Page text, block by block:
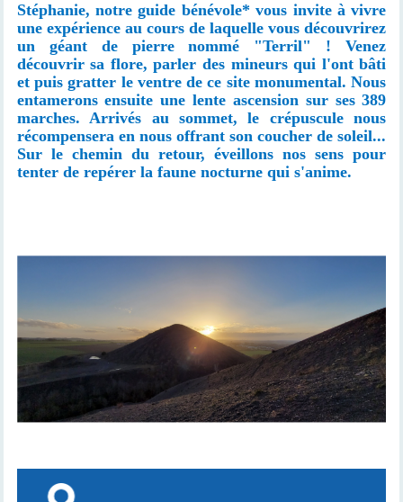
Stéphanie, notre guide bénévole* vous invite à vivre
une expérience au cours de laquelle vous découvrirez
un géant de pierre nommé "Terril" ! Venez
découvrir sa flore, parler des mineurs qui l'ont bâti
et puis gratter le ventre de ce site monumental. Nous
entamerons ensuite une lente ascension sur ses 389
marches. Arrivés au sommet, le crépuscule nous
récompensera en nous offrant son coucher de soleil...
Sur le chemin du retour, éveillons nos sens pour
tenter de repérer la faune nocturne qui s'anime.